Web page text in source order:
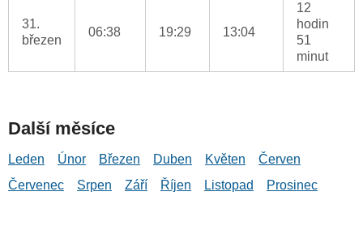
31.
březen
06:38 19:29 13:04
12
hodin
51
minut
Další měsíce
Leden Únor Březen Duben Květen
Červen
Červenec
Srpen Září Říjen Listopad Prosinec